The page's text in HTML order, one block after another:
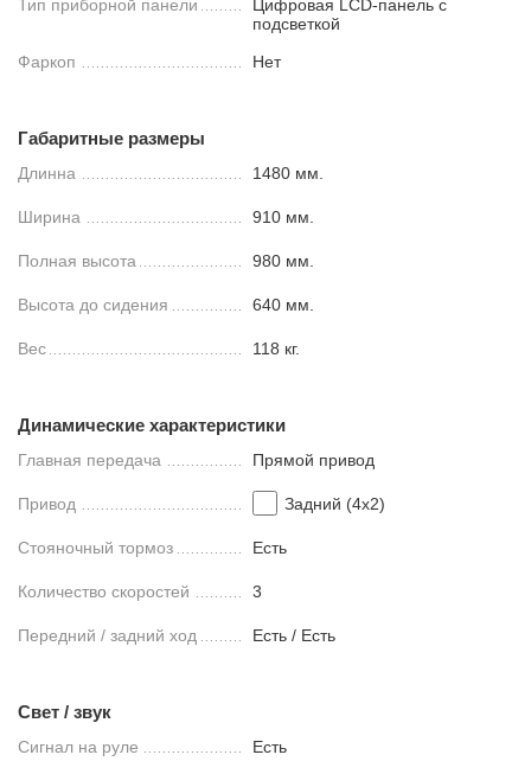
Тип приборной панели
Цифровая LCD-панель с
подсветкой
Фаркоп
Нет
Габаритные размеры
Длинна 1480 мм.
Ширина 910 мм.
Полная высота 980 мм.
Высота до сидения 640 мм.
Вес 118 кг.
Динамические характеристики
Главная передача Прямой привод
Привод Задний (4х2)
Стояночный тормоз Есть
Количество скоростей 3
Передний / задний ход Есть / Есть
Свет / звук
Сигнал на руле Есть